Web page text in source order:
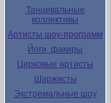
Танцевальные
коллективы
Артисты шоу-программ
Йоги, факиры
Цирковые артисты
Шаржисты
Экстремальные шоу